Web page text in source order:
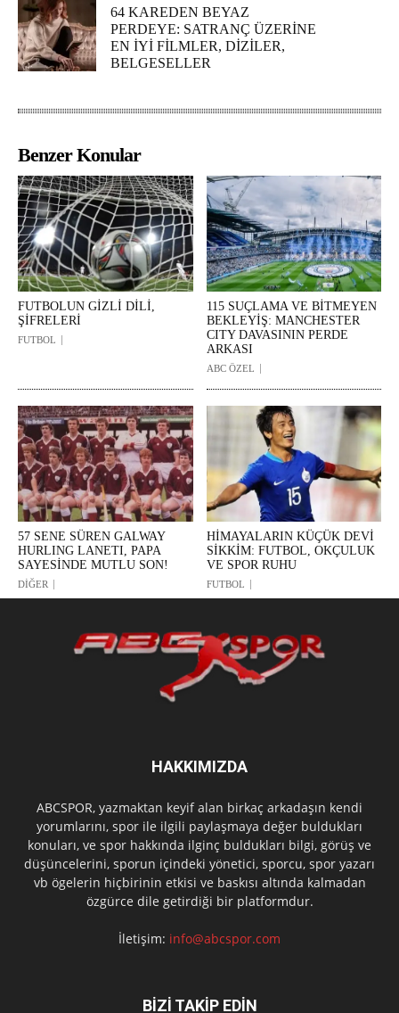
64 KAREDEN BEYAZ
PERDEYE: SATRANÇ ÜZERİNE
EN İYİ FİLMLER, DİZİLER,
BELGESELLER
Benzer Konular
FUTBOLUN GİZLİ DİLİ,
ŞİFRELERİ
FUTBOL
115 SUÇLAMA VE BİTMEYEN
BEKLEYİŞ: MANCHESTER
CITY DAVASININ PERDE
ARKASI
ABC ÖZEL
57 SENE SÜREN GALWAY
HURLING LANETI, PAPA
SAYESİNDE MUTLU SON!
DİĞER
HİMAYALARIN KÜÇÜK DEVİ
SİKKİM: FUTBOL, OKÇULUK
VE SPOR RUHU
FUTBOL
HAKKIMIZDA
ABCSPOR, yazmaktan keyif alan birkaç arkadaşın kendi
yorumlarını, spor ile ilgili paylaşmaya değer buldukları
konuları, ve spor hakkında ilginç buldukları bilgi, görüş ve
düşüncelerini, sporun içindeki yönetici, sporcu, spor yazarı
vb ögelerin hiçbirinin etkisi ve baskısı altında kalmadan
özgürce dile getirdiği bir platformdur.
İletişim: info@abcspor.com
BİZİ TAKİP EDİN